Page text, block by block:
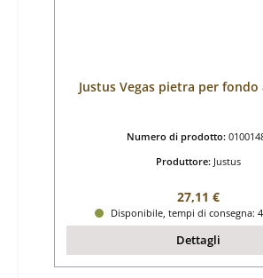
Justus Vegas pietra per
Numero di prodotto:
Produttore: Justus
Prezzo normale:
27,11 €
Disponibile, tempi di consegna:
Dettagli